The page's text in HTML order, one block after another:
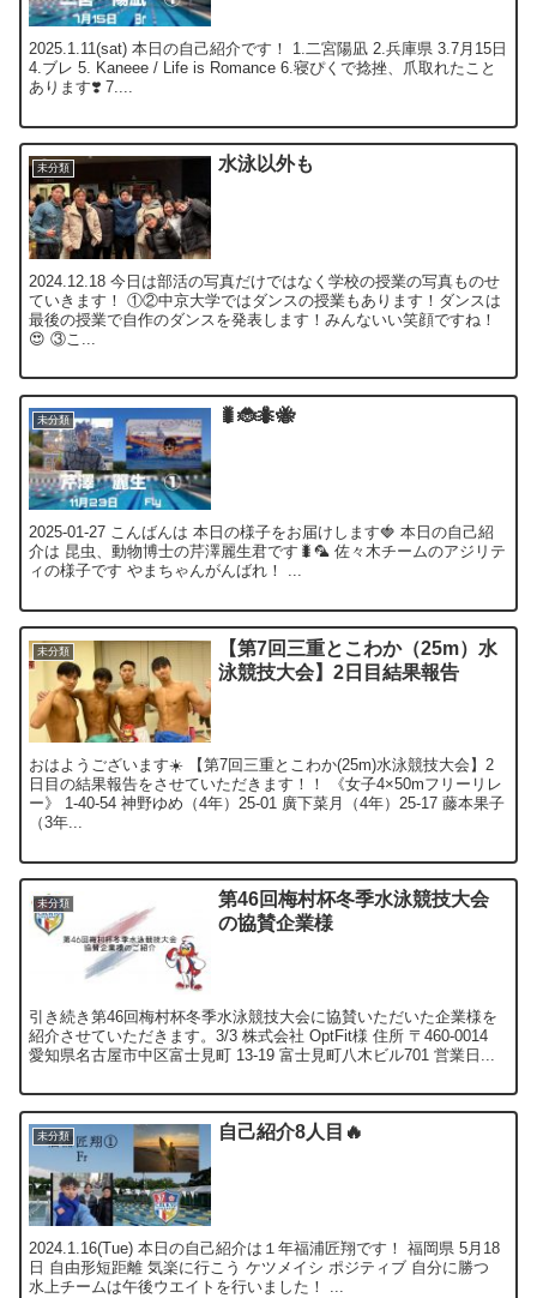
2025.1.11(sat) 本日の自己紹介です！ 1.二宮陽凪 2.兵庫県 3.7月15日
4.ブレ 5. Kaneee / Life is Romance 6.寝ぴくで捻挫、爪取れたこと
あります❣️ 7....
未分類 水泳以外も
2024.12.18 今日は部活の写真だけではなく学校の授業の写真ものせ
ていきます！ ①②中京大学ではダンスの授業もあります！ダンスは
最後の授業で自作のダンスを発表します！みんないい笑顔ですね！
😍 ③こ...
未分類 🐛🐞🐜🐝
2025-01-27 こんばんは 本日の様子をお届けします🍓 本日の自己紹
介は 昆虫、動物博士の芹澤麗生君です🐛‪🦜‬ 佐々木チームのアジリテ
ィの様子です やまちゃんがんばれ！ ...
未分類
【第7回三重とこわか（25m）水
泳競技大会】2日目結果報告
おはようございます☀️ 【第7回三重とこわか(25m)水泳競技大会】2
日目の結果報告をさせていただきます！！ 《女子4×50mフリーリレ
ー》 1-40-54 神野ゆめ（4年）25-01 廣下菜月（4年）25-17 藤本果子
（3年...
未分類
第46回梅村杯冬季水泳競技大会
の協賛企業様
引き続き第46回梅村杯冬季水泳競技大会に協賛いただいた企業様を
紹介させていただきます。3/3 株式会社 OptFit様 住所 〒460-0014
愛知県名古屋市中区富士見町 13-19 富士見町八木ビル701 営業日...
未分類 自己紹介8人目🔥
2024.1.16(Tue) 本日の自己紹介は１年福浦匠翔です！ 福岡県 5月18
日 自由形短距離 気楽に行こう ケツメイシ ポジティブ 自分に勝つ
水上チームは午後ウエイトを行いました！ ...